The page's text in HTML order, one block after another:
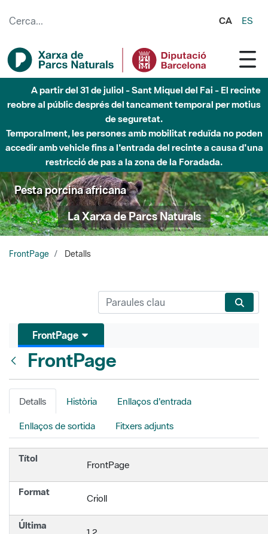
CA ES
A partir del 31 de juliol - Sant Miquel del Fai - El recinte
reobre al públic després del tancament temporal per motius
de seguretat.
Temporalment, les persones amb mobilitat reduïda no poden
accedir amb vehicle fins a l'entrada del recinte a causa d'una
restricció de pas a la zona de la Foradada.
Pesta porcina africana
La Xarxa de Parcs Naturals
FrontPage Detalls
FrontPage
FrontPage
Detalls Història Enllaços d'entrada
Enllaços de sortida Fitxers adjunts
Títol
FrontPage
Format
Crioll
Última